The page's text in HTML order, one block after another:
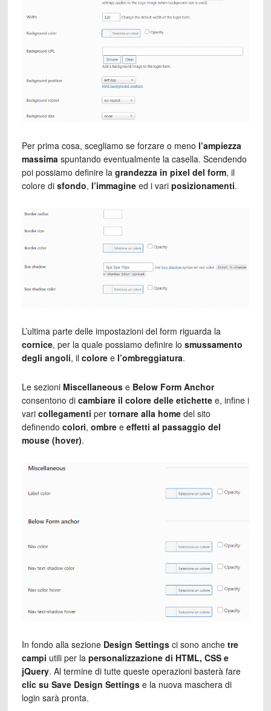
Per prima cosa, scegliamo se forzare o meno l’ampiezza
massimaspuntando eventualmente la casella. Scendendo
poi possiamo definire la grandezza in pixel del form, il
colore di sfondo, l’immagineed i vari posizionamenti.
L’ultima parte delle impostazioni del form riguarda la
cornice, per la quale possiamo definire lo smussamento
degli angoli, il coloree l’ombreggiatura.
Le sezioni Miscellaneouse Below Form Anchor
consentono di cambiare il colore delle etichettee, infine i
vari collegamenti per tornare alla homedel sito
definendo colori, ombree effetti al passaggio del
mouse (hover).
In fondo alla sezione Design Settingsci sono anche tre
campi utili per la personalizzazione di HTML, CSS e
jQuery. Al termine di tutte queste operazioni basterà fare
clic su Save Design Settingse la nuova maschera di
login sarà pronta.